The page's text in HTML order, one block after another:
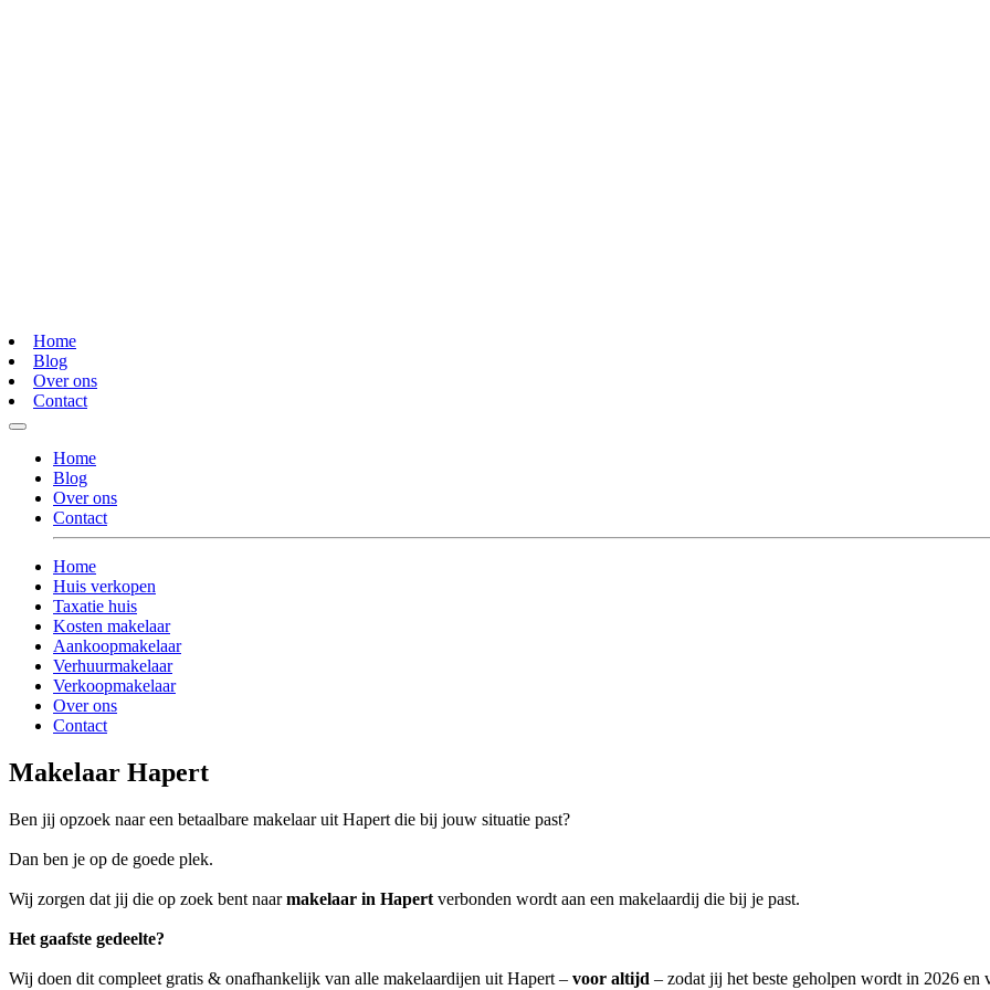
Home
Blog
Over ons
Contact
Home
Blog
Over ons
Contact
Home
Huis verkopen
Taxatie huis
Kosten makelaar
Aankoopmakelaar
Verhuurmakelaar
Verkoopmakelaar
Over ons
Contact
Makelaar Hapert
Ben jij opzoek naar een betaalbare makelaar uit Hapert die bij jouw situatie past?
Dan ben je op de goede plek.
Wij zorgen dat jij die op zoek bent naarmakelaar in Hapert verbonden wordt aan een makelaardij die bij je past.
Het gaafste gedeelte?
Wij doen dit compleet gratis & onafhankelijk van alle makelaardijen uit Hapert – voor altijd – zodat jij het beste geholpen wordt in 2026 en